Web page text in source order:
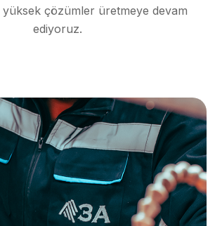
çözümler üretmeye devam
ediyoruz.